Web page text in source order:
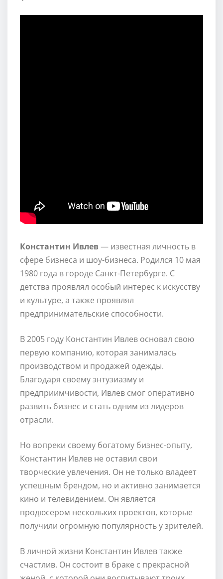
Константин Ивлев— известная личность в
сфере бизнеса и шоу-бизнеса. Родился 10 мая
1980 года в городе Санкт-Петербурге. С
детства проявлял особый интерес к искусству
и культуре, а также проявлял
предпринимательские способности.
В 2005 году Константин Ивлев основал свою
первую компанию, которая занималась
производством и продажей одежды.
Благодаря своему энтузиазму и
предприимчивости, Ивлев смог оперативно
развить бизнес и стать одним из лидеров
отрасли.
Но вопреки своему богатому бизнес-опыту,
Константин Ивлев не оставил свои
творческие увлечения. Он не только владеет
успешным брендом, но и активно занимается
кино и телевидением. Он является
продюсером нескольких проектов, которые
получили огромную популярность у зрителей.
В личной жизни Константин Ивлев также
счастлив. Он состоит в браке с прекрасной